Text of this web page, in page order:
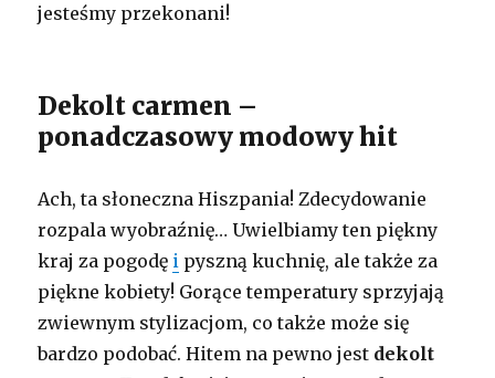
jesteśmy przekonani!
Dekolt carmen –
ponadczasowy modowy hit
Ach, ta słoneczna Hiszpania! Zdecydowanie
rozpala wyobraźnię… Uwielbiamy ten piękny
kraj za pogodę i pyszną kuchnię, ale także za
piękne kobiety! Gorące temperatury sprzyjają
zwiewnym stylizacjom, co także może się
bardzo podobać. Hitem na pewno jest dekolt